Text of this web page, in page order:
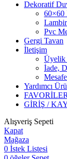
Dekoratif
60×60
Pvc
Gergi Tavan
İletişim
Üyelik
İade,
Yardımcı
GİRİŞ /
Alışveriş Sepeti
Kapat
Mağaza
0 İstek Listesi